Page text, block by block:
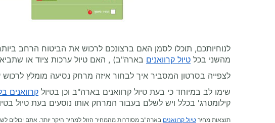
לנוחיותכם, תוכלו לסמן האם ברצונכם לרכוש את הביטוח הרחב
מהשני בכל טיול קרוואנים בארה"ב) , האם טיול ערכות ציוד או
לצפייה בסרטון המסביר איך לבחור איזה מרחק נסיעה מומלץ לרכוש
שימו לב במיוחד כי בעת טיול קרוואנים בארה"ב וכן בטיול קרוואנים
קילומטרג' בכלל ויש לשלם בעבור המרחק אותו נוסעים בעת טיול
תוצאות מחיר טיול קרוואנים בארה"ב מסודרות מהמחיר הזול למחיר היקר יותר. אתם יכולים